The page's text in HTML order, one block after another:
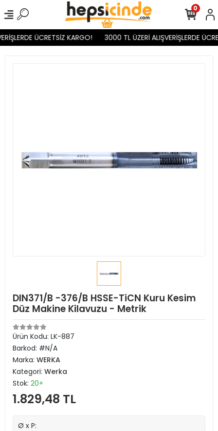
ÜCRETSİZ KARGO! 3000 TL ÜZERİ ALIŞVERİŞLERDE
0
DIN371/B -376/B HSSE-TiCN Kuru Kesim
Düz Makine Kilavuzu - Metrik
Ürün Kodu: LK-887
Barkod: #N/A
Marka: WERKA
Kategori: Werka
Stok: 20+
1.829,48 TL
Ø x P: